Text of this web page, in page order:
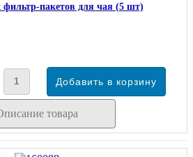
пакетов для чая (5 шт)
товара